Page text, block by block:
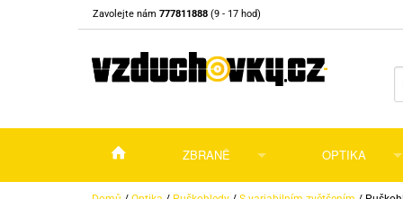
Zavolejte nám 777811888 (9 - 17 hod)
ZBRANĚ OPTIKA